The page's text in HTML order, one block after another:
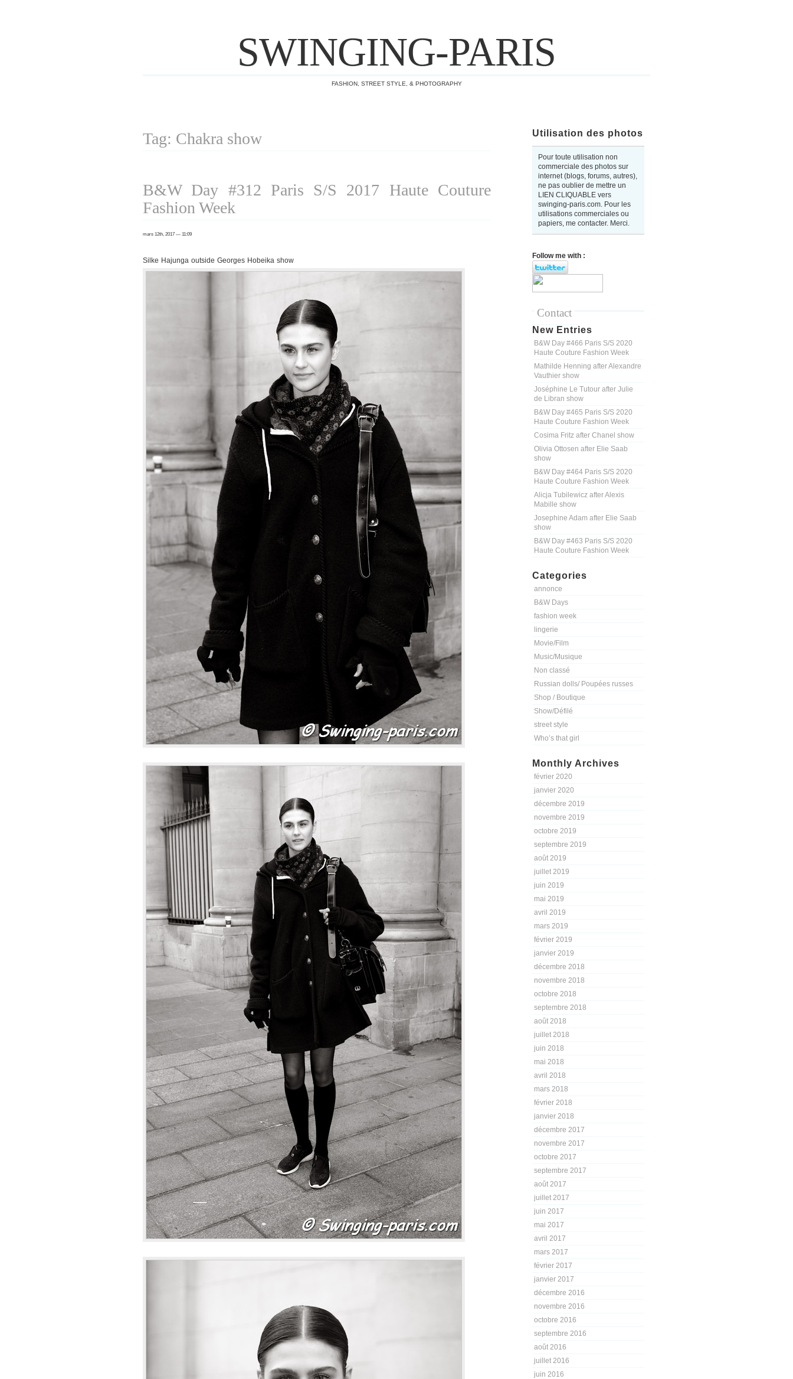
SWINGING-PARIS
FASHION, STREET STYLE, & PHOTOGRAPHY
Utilisation des photos
Pour toute utilisation non
commerciale des photos sur
internet (blogs, forums, autres),
ne pas oublier de mettre un
LIEN CLIQUABLE vers
swinging-paris.com. Pour les
utilisations commerciales ou
papiers, me contacter. Merci.
Follow me with :
Contact
New Entries
B&W Day #466 Paris S/S 2020
Haute Couture Fashion Week
Mathilde Henning after Alexandre
Vauthier show
Joséphine Le Tutour after Julie
de Libran show
B&W Day #465 Paris S/S 2020
Haute Couture Fashion Week
Cosima Fritz after Chanel show
Olivia Ottosen after Elie Saab
show
B&W Day #464 Paris S/S 2020
Haute Couture Fashion Week
Alicja Tubilewicz after Alexis
Mabille show
Josephine Adam after Elie Saab
show
B&W Day #463 Paris S/S 2020
Haute Couture Fashion Week
Categories
annonce
B&W Days
fashion week
lingerie
Movie/Film
Music/Musique
Non classé
Russian dolls/ Poupées russes
Shop / Boutique
Show/Défilé
street style
Who’s that girl
Monthly Archives
février 2020
janvier 2020
décembre 2019
novembre 2019
octobre 2019
septembre 2019
août 2019
juillet 2019
juin 2019
mai 2019
avril 2019
mars 2019
février 2019
janvier 2019
décembre 2018
novembre 2018
octobre 2018
septembre 2018
août 2018
juillet 2018
juin 2018
mai 2018
avril 2018
mars 2018
février 2018
janvier 2018
décembre 2017
novembre 2017
octobre 2017
septembre 2017
août 2017
juillet 2017
juin 2017
mai 2017
avril 2017
mars 2017
février 2017
janvier 2017
décembre 2016
novembre 2016
octobre 2016
septembre 2016
août 2016
juillet 2016
juin 2016
Tag: Chakra show
B&W Day #312 Paris S/S 2017 Haute Couture
Fashion Week
mars 12th, 2017 — 11:09
Silke Hajunga outside Georges Hobeika show